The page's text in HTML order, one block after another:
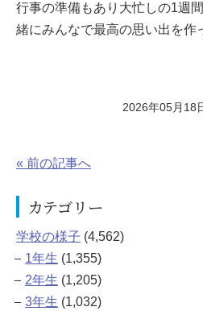
行事の準備もあり大忙しの1週
緒にみんなで最高の思い出を作
2026年05月18
« 前の記事へ
カテゴリー
学校の様子 (4,562)
1年生 (1,355)
2年生 (1,205)
3年生 (1,032)